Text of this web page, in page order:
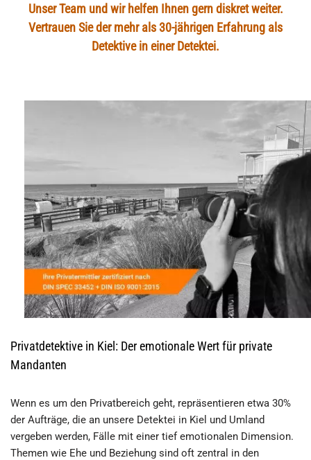
Unser Team und wir helfen Ihnen gern diskret weiter.
Vertrauen Sie der mehr als 30-jährigen Erfahrung als
Detektive in einer Detektei.
Privatdetektive in Kiel: Der emotionale Wert für private
Mandanten
Wenn es um den Privatbereich geht, repräsentieren etwa 30%
der Aufträge, die an unsere Detektei in Kiel und Umland
vergeben werden, Fälle mit einer tief emotionalen Dimension.
Themen wie Ehe und Beziehung sind oft zentral in den